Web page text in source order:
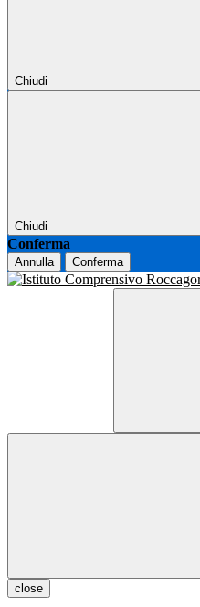
Chiudi
Chiudi
Conferma
Annulla Conferma
close